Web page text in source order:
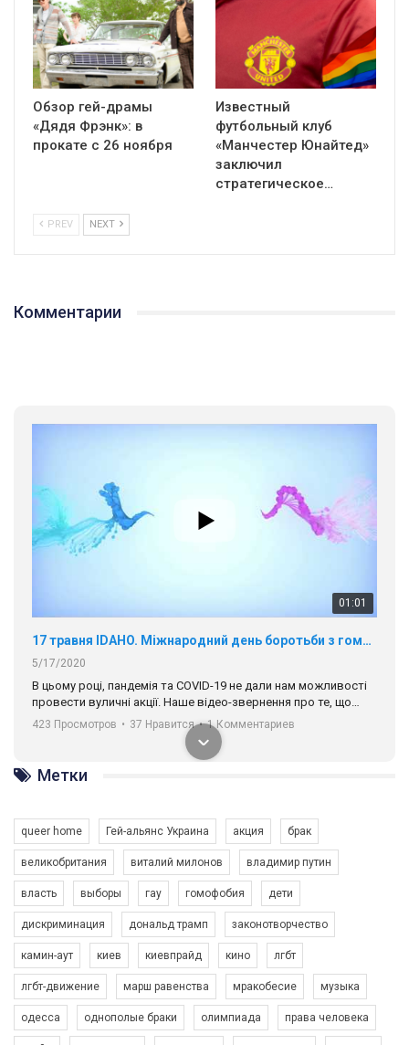
Обзор гей-драмы
«Дядя Фрэнк»: в
прокате с 26 ноября
Известный
футбольный клуб
«Манчестер Юнайтед»
заключил
стратегическое…
PREV NEXT
Комментарии
01:01
17 травня IDAHO. Міжнародний день боротьби з гомофобією трансфобією і біфобія.
5/17/2020
В цьому році, пандемія та COVІD-19 не дали нам можливості
провести вуличні акції. Наше відео-звернення про те, що
навіть коли ми у різних містах та не можемо зустрінеться, ми
разом. Ми закликаємо всіх хто поділяє цінності рівності та
солідарності, приєднатися до нас. Регіональні підрозділи
ГАУ є в 16 областях України.
Разом наш голос лунає гучніше!
423 Просмотров • 37 Нравится • 1 Комментариев
Зупинимо насильство проти ЛГБТ в Україні! Stop violence against LGBT in Ukraine!
6/30/2017
Емоційний та вражаючий промо-ролік на конкурс PACT, який
Метки
queer home Гей-альянс Украина акция брак
великобритания виталий милонов владимир путин
власть выборы гау гомофобия дети
дискриминация дональд трамп законотворчество
камин-аут киев киевпрайд кино лгбт
лгбт-движение марш равенства мракобесие музыка
одесса однополые браки олимпиада права человека